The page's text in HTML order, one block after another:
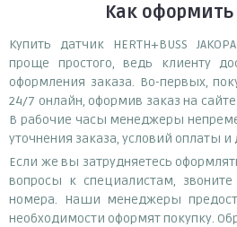
Как оформить
Купить датчик HERTH+BUSS
проще простого, ведь клиенту
оформления заказа. Во-первых,
24/7 онлайн, оформив заказ на
В рабочие часы менеджеры
уточнения заказа, условий оплаты и
Если же вы затрудняетесь
вопросы к специалистам,
номера. Наши менеджеры
необходимости оформят покупку.